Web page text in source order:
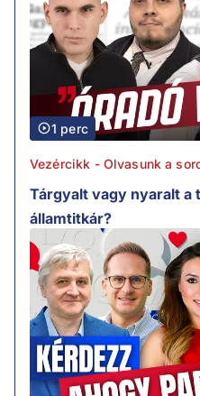
1 perc
Vezércikk - Olvasunk a
Tárgyalt vagy nyaralt a
államtitkár?